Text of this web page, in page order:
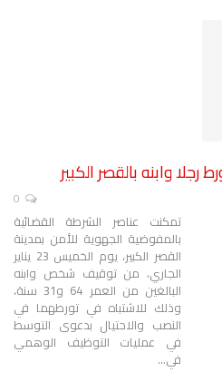
وابنه بالقصر الكبير
تمكنت عناصر الشرطة القضائية
بالمفوضية الجهوية للأمن بمدينة
القصر الكبير، يوم الخميس 23 يناير
الجاري، من توقيف شخص وابنه
البالغين من العمر 64 و31 سنة،
وذلك للاشتباه في تورطهما في
النصب والاحتيال بدعوى التوسط
في عمليات التوظيف الوهمي
في…